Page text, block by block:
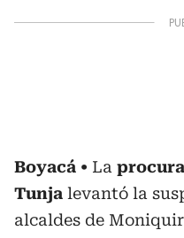
Boyacá La
Tunja levantó la
alcaldes de